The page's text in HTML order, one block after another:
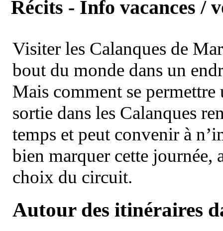
Récits - Info vacances /
Visiter les Calanques de
bout du monde dans un
Mais comment se permettre
sortie dans les Calanques
temps et peut convenir à
bien marquer cette journée,
choix du circuit.
Autour des itinéraires